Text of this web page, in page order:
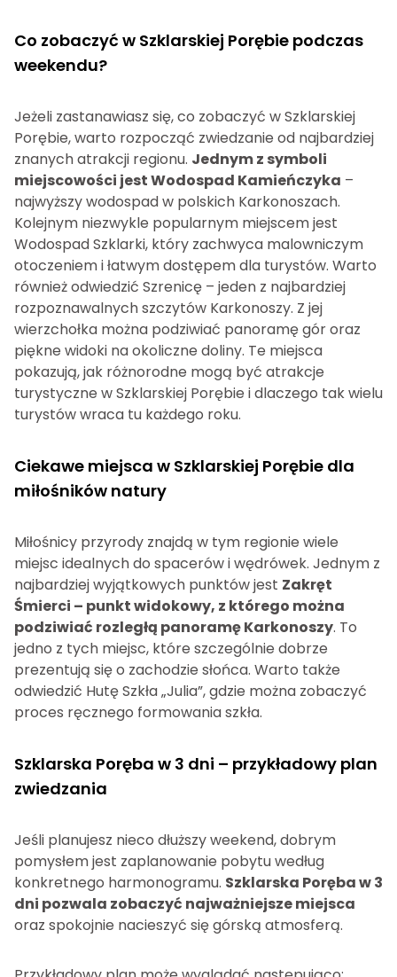
Co zobaczyć w Szklarskiej Porębie podczas
weekendu?
Jeżeli zastanawiasz się, co zobaczyć w Szklarskiej
Porębie, warto rozpocząć zwiedzanie od najbardziej
znanych atrakcji regionu. Jednym z symboli
miejscowości jest Wodospad Kamieńczyka –
najwyższy wodospad w polskich Karkonoszach.
Kolejnym niezwykle popularnym miejscem jest
Wodospad Szklarki, który zachwyca malowniczym
otoczeniem i łatwym dostępem dla turystów. Warto
również odwiedzić Szrenicę – jeden z najbardziej
rozpoznawalnych szczytów Karkonoszy. Z jej
wierzchołka można podziwiać panoramę gór oraz
piękne widoki na okoliczne doliny. Te miejsca
pokazują, jak różnorodne mogą być atrakcje
turystyczne w Szklarskiej Porębie i dlaczego tak wielu
turystów wraca tu każdego roku.
Ciekawe miejsca w Szklarskiej Porębie dla
miłośników natury
Miłośnicy przyrody znajdą w tym regionie wiele
miejsc idealnych do spacerów i wędrówek. Jednym z
najbardziej wyjątkowych punktów jest Zakręt
Śmierci – punkt widokowy, z którego można
podziwiać rozległą panoramę Karkonoszy. To
jedno z tych miejsc, które szczególnie dobrze
prezentują się o zachodzie słońca. Warto także
odwiedzić Hutę Szkła „Julia”, gdzie można zobaczyć
proces ręcznego formowania szkła.
Szklarska Poręba w 3 dni – przykładowy plan
zwiedzania
Jeśli planujesz nieco dłuższy weekend, dobrym
pomysłem jest zaplanowanie pobytu według
konkretnego harmonogramu. Szklarska Poręba w 3
dni pozwala zobaczyć najważniejsze miejsca
oraz spokojnie nacieszyć się górską atmosferą.